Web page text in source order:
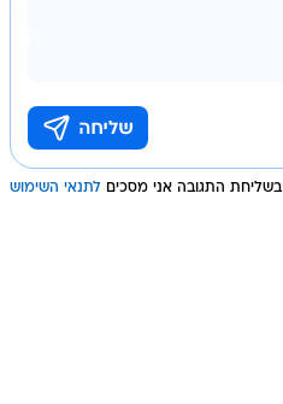
בשליחת התגובה אני מסכים לתנאי השימוש